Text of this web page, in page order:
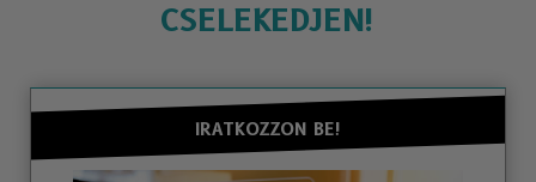
CSELEKEDJEN!
IRATKOZZON BE!